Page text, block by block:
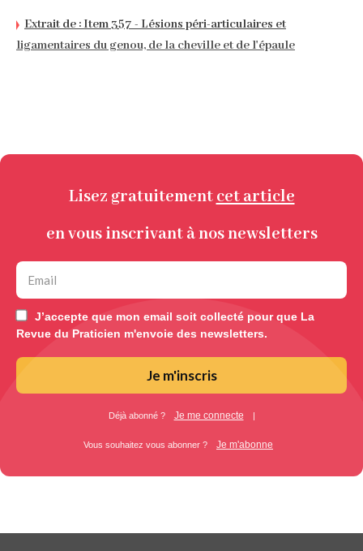
Extrait de : Item 357 - Lésions péri-articulaires et
ligamentaires du genou, de la cheville et de l'épaule
Lisez gratuitement cet article
en vous inscrivant à nos newsletters
J’accepte que mon email soit collecté pour que La
Revue du Praticien m'envoie des newsletters.
Je m'inscris
Déjà abonné ? Je me connecte |
Vous souhaitez vous abonner ? Je m'abonne